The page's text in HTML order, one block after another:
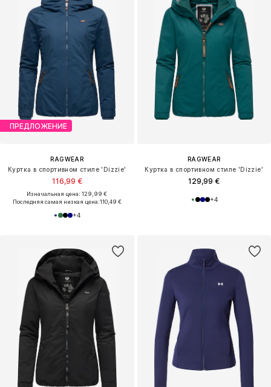
ПРЕДЛОЖЕНИЕ
RAGWEAR
Куртка в спортивном стиле 'Dizzie'
116,99 €
Изначальная цена: 129,99 €
Последняя самая низкая цена:110,49 €
+4
RAGWEAR
Куртка в спортивном стиле 'Dizzie'
129,99 €
+4